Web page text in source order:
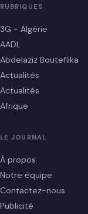
RUBRIQUES
3G - Algérie
AADL
Abdelaziz Bouteflika
Actualités
Actualités
Afrique
LE JOURNAL
À propos
Notre équipe
Contactez-nous
Publicité